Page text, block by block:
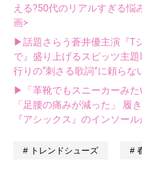
える?50代のリアルすぎる悩
画>
▶話題さらう蒼井優主演『T
で』盛り上げるスピッツ主
行りの“刺さる歌詞”に頼らな
▶「革靴でもスニーカーみた
「足腰の痛みが減った」 履
『アシックス』のインソー
トレンドシューズ